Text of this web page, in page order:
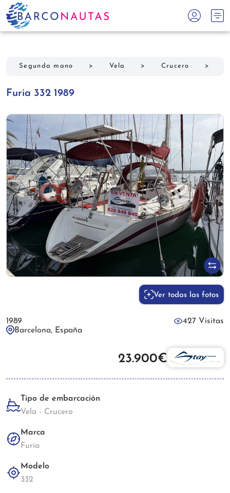
Segunda mano > Vela > Crucero >
Furia 332 1989
Ver todas las fotos
1989
427 Visitas
Barcelona, España
23.900€
Tipo de embarcación
Vela - Crucero
Marca
Furia
Modelo
332